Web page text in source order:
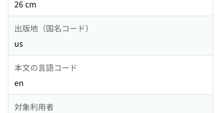
26 cm
出版地（国名コード）
us
本文の言語コード
en
対象利用者